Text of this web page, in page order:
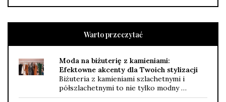
Warto przeczytać
Moda na biżuterię z kamieniami:
Efektowne akcenty dla Twoich stylizacji
Biżuteria z kamieniami szlachetnymi i
półszlachetnymi to nie tylko modny …